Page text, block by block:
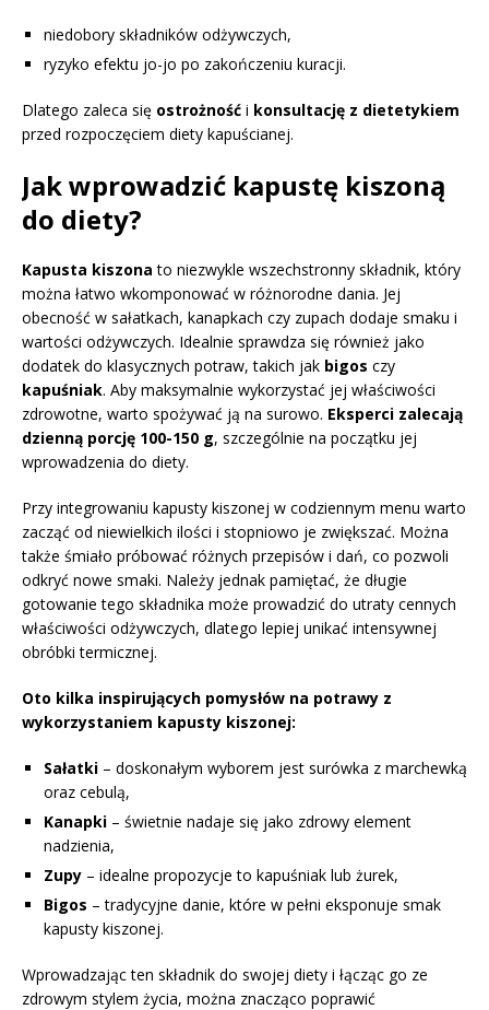
niedobory składników odżywczych,
ryzyko efektu jo-jo po zakończeniu kuracji.
Dlatego zaleca się ostrożność i konsultację z dietetykiem
przed rozpoczęciem diety kapuścianej.
Jak wprowadzić kapustę kiszoną
do diety?
Kapusta kiszona to niezwykle wszechstronny składnik, który
można łatwo wkomponować w różnorodne dania. Jej
obecność w sałatkach, kanapkach czy zupach dodaje smaku i
wartości odżywczych. Idealnie sprawdza się również jako
dodatek do klasycznych potraw, takich jak bigos czy
kapuśniak. Aby maksymalnie wykorzystać jej właściwości
zdrowotne, warto spożywać ją na surowo. Eksperci zalecają
dzienną porcję 100-150 g, szczególnie na początku jej
wprowadzenia do diety.
Przy integrowaniu kapusty kiszonej w codziennym menu warto
zacząć od niewielkich ilości i stopniowo je zwiększać. Można
także śmiało próbować różnych przepisów i dań, co pozwoli
odkryć nowe smaki. Należy jednak pamiętać, że długie
gotowanie tego składnika może prowadzić do utraty cennych
właściwości odżywczych, dlatego lepiej unikać intensywnej
obróbki termicznej.
Oto kilka inspirujących pomysłów na potrawy z
wykorzystaniem kapusty kiszonej:
Sałatki – doskonałym wyborem jest surówka z marchewką
oraz cebulą,
Kanapki – świetnie nadaje się jako zdrowy element
nadzienia,
Zupy – idealne propozycje to kapuśniak lub żurek,
Bigos – tradycyjne danie, które w pełni eksponuje smak
kapusty kiszonej.
Wprowadzając ten składnik do swojej diety i łącząc go ze
zdrowym stylem życia, można znacząco poprawić